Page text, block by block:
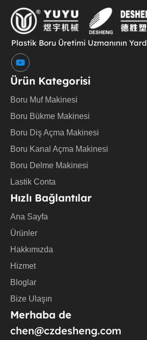
Plastik Boru Üretimi Uzmanının
Y
o
u
t
b
e
Ürün Kategorisi
Boru Muf Makinesi
Boru Bükme Makinesi
Boru Diş Açma Makinesi
Boru Kanal Açma Makinesi
Boru Delme Makinesi
Lastik Conta
Hızlı Bağlantılar
Ana Sayfa
Ürünler
Hakkımızda
Hizmet
Bloglar
Bize Ulaşın
Merhaba de
chen@czdesheng.com